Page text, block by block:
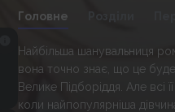
Головне
Найбільша шанувальниця
вона точно знає, що це
Велике Підборіддя. Але всі
коли найпопулярніша